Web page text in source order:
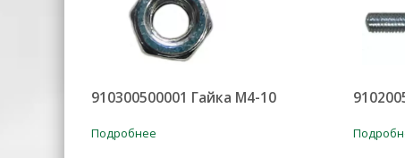
910300500001 Гайка M4-10
Подробнее